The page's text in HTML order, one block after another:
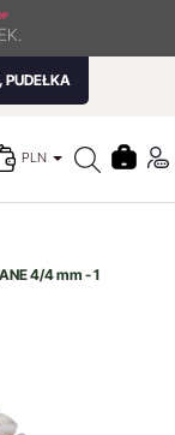
PUDEŁKA
PLN
4/4 mm - 1